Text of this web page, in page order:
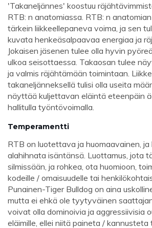
'Takaneljännes' koostuu
RTB: n anatomiassa. RTB: n
tärkein liikkeellepaneva voima, ja sen
kuvata henkeäsalpaavaa energiaa ja
Jokaisen jäsenen tulee olla hyvin
ulkoa seisottaessa. Takaosan tulee
ja valmis räjähtämään toimintaan.
takaneljänneksellä tulisi olla useita
näyttää kuljettavan eläintä eteenpäin
hallitulla työntövoimalla.
Temperamentti
RTB on luotettava ja huomaavainen, ja
alahihnata isäntänsä. Luottamus, jota
silmissään, ja rohkea, ota huomioon,
kodeille / omaisuudelle tai
Punainen-Tiger Bulldog on aina
mutta ei ehkä ole tyytyväinen
voivat olla dominoivia ja aggressiivisia
eläimille, ellei niitä paineta / kannusteta